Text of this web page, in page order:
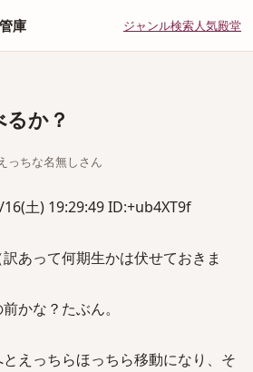
庫 ジャンル検索人気殿堂
か？
ちな名無しさん
土) 19:29:49 ID:+ub4XT9f
あって何期生かは伏せておきま
かな？たぶん。
えっちらほっちら移動になり、そ